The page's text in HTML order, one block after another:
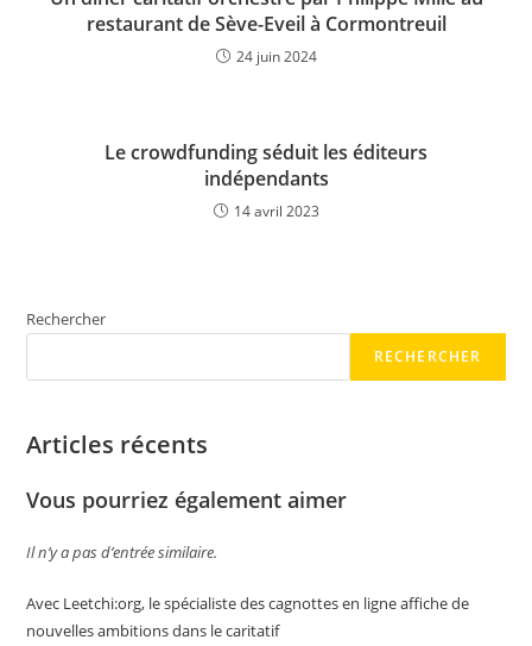
restaurant de Sève-Eveil à Cormontreuil
24 juin 2024
Le crowdfunding séduit les éditeurs
indépendants
14 avril 2023
Rechercher
RECHERCHER
Articles récents
Vous pourriez également aimer
Il n’y a pas d’entrée similaire.
Avec Leetchi:org, le spécialiste des cagnottes en ligne affiche de
nouvelles ambitions dans le caritatif